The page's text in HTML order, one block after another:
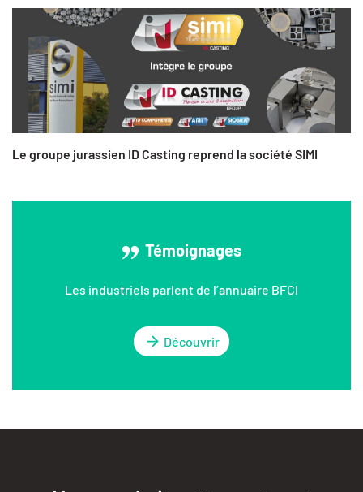
Le groupe jurassien ID Casting reprend la société SIMI
Témoignages
Les industriels parlent de l’annuaire BFCI
Découvrir